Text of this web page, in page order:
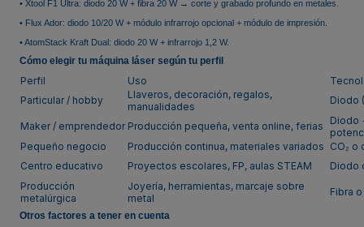
• Xtool F1 Ultra: diodo 20 W + fibra 20 W → corte y grabado profundo en metales.
• Flux Ador: diodo 10/20 W + módulo infrarrojo opcional + módulo de impresión.
•AtomStack Kraft Dual: diodo 20 W + infrarrojo 1,2 W.
Cómo elegir tu máquina láser según tu perfil
Perfil Uso
Particular / hobby
Llaveros, decoración, regalos,
manualidades
Diodo
Maker / emprendedor Producción pequeña, venta online, ferias
Diodo
Pequeño negocio
Producción continua, materiales variados CO₂ o
Centro educativo
Proyectos escolares, FP, aulas STEAM
Diodo
Producción
metalúrgica
Joyería, herramientas, marcaje sobre
metal
Fibra
Otros factores a tener en cuenta